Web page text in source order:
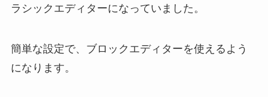
ラシックエディターになっていました。
簡単な設定で、ブロックエディターを使えるよう
になります。